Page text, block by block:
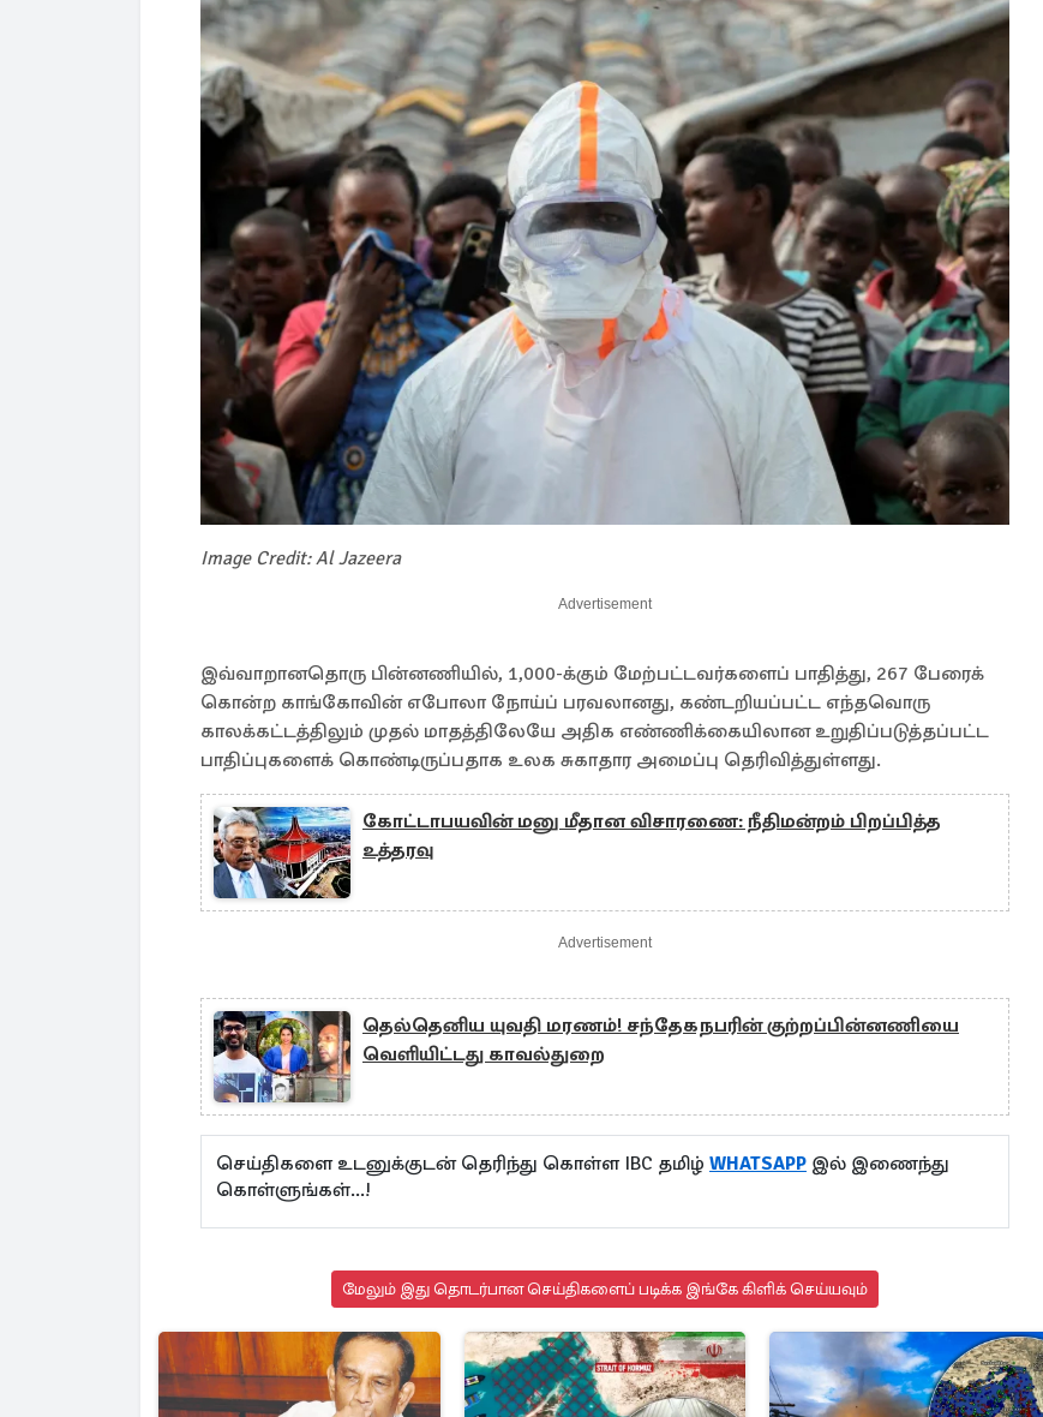
Image Credit: Al Jazeera
Advertisement
இவ்வாறானதொரு பின்னணியில், 1,000-க்கும் மேற்பட்டவர்களைப் பாதித்து, 267 பேரைக்
கொன்ற காங்கோவின் எபோலா நோய்ப் பரவலானது, கண்டறியப்பட்ட எந்தவொரு
காலக்கட்டத்திலும் முதல் மாதத்திலேயே அதிக எண்ணிக்கையிலான உறுதிப்படுத்தப்பட்ட
பாதிப்புகளைக் கொண்டிருப்பதாக உலக சுகாதார அமைப்பு தெரிவித்துள்ளது.
கோட்டாபயவின் மனு மீதான விசாரணை: நீதிமன்றம் பிறப்பித்த
உத்தரவு
Advertisement
தெல்தெனிய யுவதி மரணம்! சந்தேகநபரின் குற்றப்பின்னணியை
வெளியிட்டது காவல்துறை
செய்திகளை உடனுக்குடன் தெரிந்து கொள்ள IBC தமிழ் WHATSAPP இல் இணைந்து
கொள்ளுங்கள்...!
மேலும் இது தொடர்பான செய்திகளைப் படிக்க இங்கே கிளிக் செய்யவும்